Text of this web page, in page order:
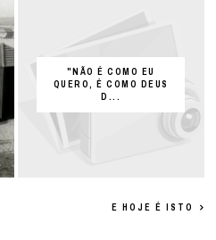
"NÃO É COMO EU
QUERO, É COMO DEUS
D...
E HOJE É ISTO